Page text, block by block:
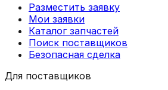
Разместить заявку
Мои заявки
Каталог запчастей
Поиск поставщиков
Безопасная сделка
Для поставщиков